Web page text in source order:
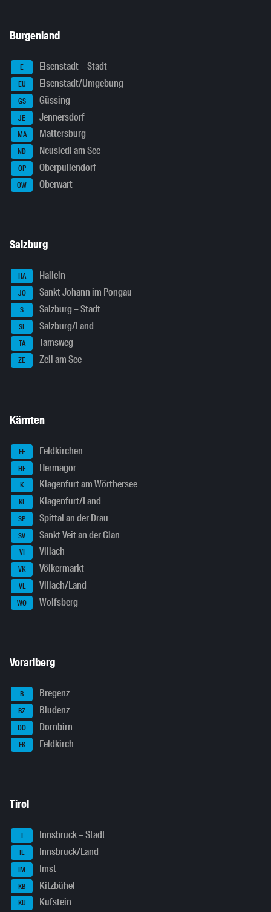
Burgenland
E Eisenstadt – Stadt
EU Eisenstadt/Umgebung
GS Güssing
JE Jennersdorf
MA Mattersburg
ND Neusiedl am See
OP Oberpullendorf
OW Oberwart
Salzburg
HA Hallein
JO Sankt Johann im Pongau
S Salzburg – Stadt
SL Salzburg/Land
TA Tamsweg
ZE Zell am See
Kärnten
FE Feldkirchen
HE Hermagor
K Klagenfurt am Wörthersee
KL Klagenfurt/Land
SP Spittal an der Drau
SV Sankt Veit an der Glan
VI Villach
VK Völkermarkt
VL Villach/Land
WO Wolfsberg
Vorarlberg
B Bregenz
BZ Bludenz
DO Dornbirn
FK Feldkirch
Tirol
I Innsbruck – Stadt
IL Innsbruck/Land
IM Imst
KB Kitzbühel
KU Kufstein